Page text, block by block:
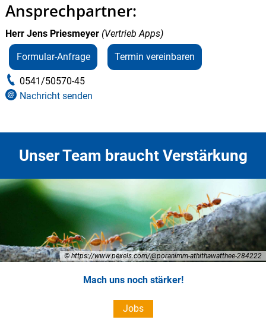
Ansprechpartner:
Herr Jens Priesmeyer (Vertrieb Apps)
Formular-Anfrage Termin vereinbaren
0541/50570-45
Nachricht senden
Unser Team braucht Verstärkung
Mach uns noch stärker!
Jobs
© https://www.pexels.com/@poranimm-athithawatthee-284222
Werde Teil unseres Teams!
Jobs
© pixabay.com